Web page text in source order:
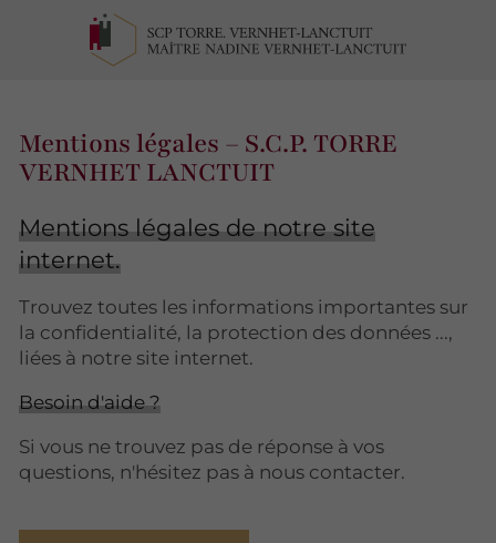
Mentions légales – S.C.P. TORRE
VERNHET LANCTUIT
Mentions légales de notre site
internet.
Trouvez toutes les informations importantes sur
la confidentialité, la protection des données ...,
liées à notre site internet.
Besoin d'aide ?
Si vous ne trouvez pas de réponse à vos
questions, n'hésitez pas à nous contacter.